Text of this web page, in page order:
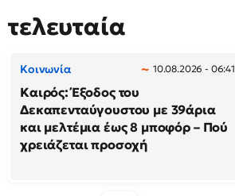
τελευταία
Κοινωνία 10.08.2026 - 06:41
Καιρός: Έξοδος του
Δεκαπενταύγουστου με 39άρια
και μελτέμια έως 8 μποφόρ – Πού
χρειάζεται προσοχή